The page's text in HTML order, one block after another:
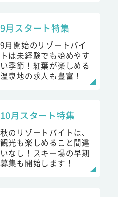
9月スタート特集
9月開始のリゾートバイ
トは未経験でも始めやす
い季節！紅葉が楽しめる
温泉地の求人も豊富！
10月スタート特集
秋のリゾートバイトは、
観光も楽しめること間違
いなし！スキー場の早期
募集も開始します！